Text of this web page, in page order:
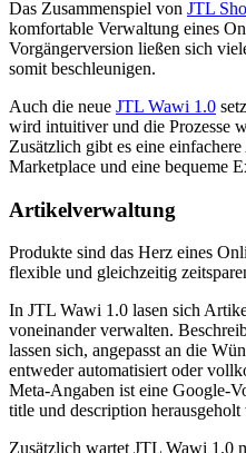
Das Zusammenspiel von JTL
komfortable Verwaltung eines
Vorgängerversion ließen sich
somit beschleunigen.
Auch die neue JTL Wawi 1.0
wird intuitiver und die Prozesse
Zusätzlich gibt es eine
Marketplace und eine bequeme
Artikelverwaltung
Produkte sind das Herz eines
flexible und gleichzeitig
In JTL Wawi 1.0 lasen sich
voneinander verwalten.
lassen sich, angepasst an die
entweder automatisiert oder
Meta-Angaben ist eine Google-
title und description herausgeholt
Zusätzlich wartet JTL Wawi 1.0